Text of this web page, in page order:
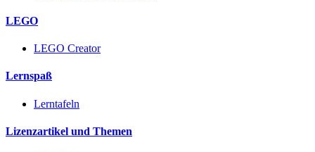
LEGO
LEGO Creator
Lernspaß
Lerntafeln
Lizenzartikel und Themen